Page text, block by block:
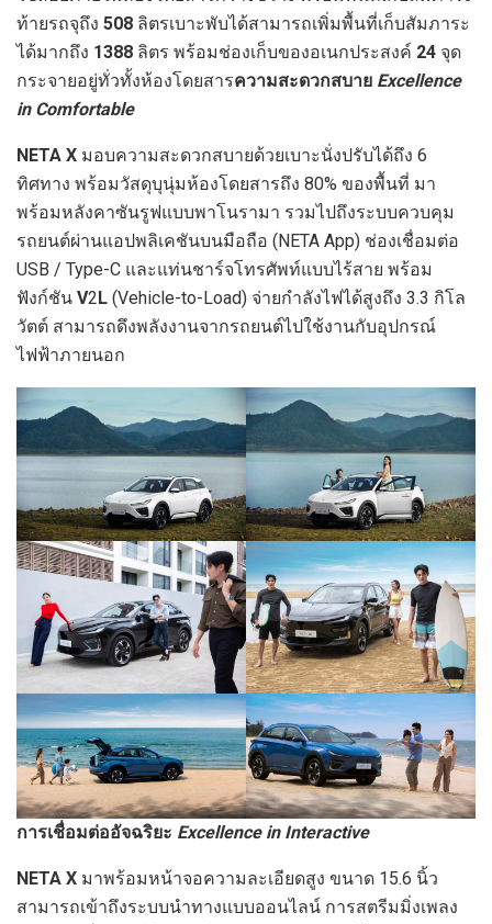
ท้ายรถจุถึง 508 ลิตรเบาะพับได้สามารถเพิ่มพื้นที่เก็บสัมภาระ
ได้มากถึง 1388 ลิตร พร้อมช่องเก็บของอเนกประสงค์ 24 จุด
กระจายอยู่ทั่วทั้งห้องโดยสารความสะดวกสบาย Excellence
in Comfortable
NETA X มอบความสะดวกสบายด้วยเบาะนั่งปรับได้ถึง 6
ทิศทาง พร้อมวัสดุบุนุ่มห้องโดยสารถึง 80% ของพื้นที่ มา
พร้อมหลังคาซันรูฟแบบพาโนรามา รวมไปถึงระบบควบคุม
รถยนต์ผ่านแอปพลิเคชันบนมือถือ (NETA App) ช่องเชื่อมต่อ
USB / Type-C และแท่นชาร์จโทรศัพท์แบบไร้สาย พร้อม
ฟังก์ชัน V2 L (Vehicle-to-Load) จ่ายกำลังไฟได้สูงถึง 3.3 กิโล
วัตต์ สามารถดึงพลังงานจากรถยนต์ไปใช้งานกับอุปกรณ์
ไฟฟ้าภายนอก
การเชื่อมต่ออัจฉริยะ Excellence in Interactive
NETA X มาพร้อมหน้าจอความละเอียดสูง ขนาด 15.6 นิ้ว
สามารถเข้าถึงระบบนําทางแบบออนไลน์ การสตรีมมิ่งเพลง